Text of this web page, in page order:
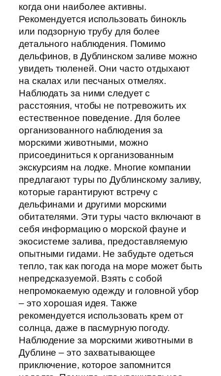
когда они наиболее активны.
Рекомендуется использовать бинокль
или подзорную трубу для более
детального наблюдения. Помимо
дельфинов, в Дублинском заливе можно
увидеть тюленей. Они часто отдыхают
на скалах или песчаных отмелях.
Наблюдать за ними следует с
расстояния, чтобы не потревожить их
естественное поведение. Для более
организованного наблюдения за
морскими животными, можно
присоединиться к организованным
экскурсиям на лодке. Многие компании
предлагают туры по Дублинскому заливу,
которые гарантируют встречу с
дельфинами и другими морскими
обитателями. Эти туры часто включают в
себя информацию о морской фауне и
экосистеме залива, предоставляемую
опытными гидами. Не забудьте одеться
тепло, так как погода на море может быть
непредсказуемой. Взять с собой
непромокаемую одежду и головной убор
– это хорошая идея. Также
рекомендуется использовать крем от
солнца, даже в пасмурную погоду.
Наблюдение за морскими животными в
Дублине – это захватывающее
приключение, которое запомнится